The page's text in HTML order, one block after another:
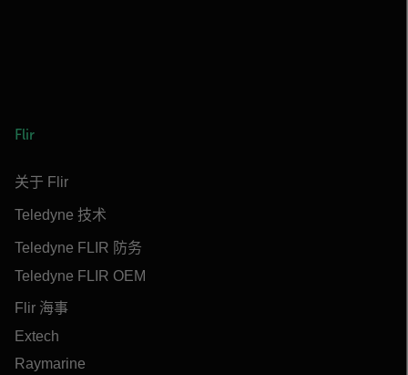
Flir
关于 Flir
Teledyne 技术
Teledyne FLIR 防务
Teledyne FLIR OEM
Flir 海事
Extech
Raymarine